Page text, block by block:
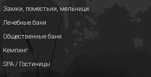
Замки, поместьии, мельници
Лечебные бани
Общественные бани
Кемпинг
SPA / Гостиницы